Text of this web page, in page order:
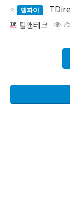
⭐ 델파이
팁앤테크